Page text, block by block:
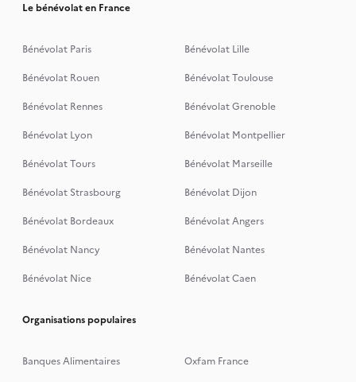
Le bénévolat en France
Bénévolat Paris
Bénévolat Lille
Bénévolat Rouen
Bénévolat Toulouse
Bénévolat Rennes
Bénévolat Grenoble
Bénévolat Lyon
Bénévolat Montpellier
Bénévolat Tours
Bénévolat Marseille
Bénévolat Strasbourg
Bénévolat Dijon
Bénévolat Bordeaux
Bénévolat Angers
Bénévolat Nancy
Bénévolat Nantes
Bénévolat Nice
Bénévolat Caen
Organisations populaires
Banques Alimentaires
Oxfam France